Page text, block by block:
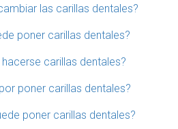
las carillas dentales?
poner carillas dentales?
carillas dentales?
poner carillas dentales?
poner carillas dentales?